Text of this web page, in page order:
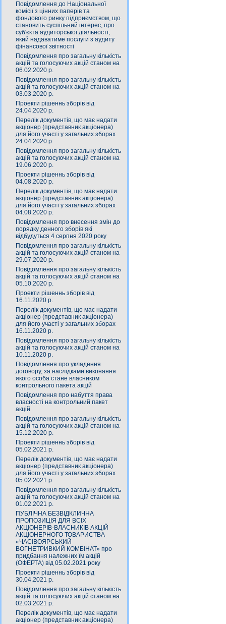
Повідомлення до Національної
комісії з цінних паперів та
фондового ринку підприємством, що
становить суспільний інтерес, про
суб'єкта аудиторської діяльності,
який надаватиме послуги з аудиту
фінансової звітності
Повідомлення про загальну кількість
акцій та голосуючих акцій станом на
06.02.2020 р.
Повідомлення про загальну кількість
акцій та голосуючих акцій станом на
03.03.2020 р.
Проекти рішеннь зборів від
24.04.2020 р.
Перелік документів, що має надати
акціонер (представник акціонера)
для його участі у загальних зборах
24.04.2020 р.
Повідомлення про загальну кількість
акцій та голосуючих акцій станом на
19.06.2020 р.
Проекти рішеннь зборів від
04.08.2020 р.
Перелік документів, що має надати
акціонер (представник акціонера)
для його участі у загальних зборах
04.08.2020 р.
Повідомлення про внесення змін до
порядку денного зборів які
відбудуться 4 серпня 2020 року
Повідомлення про загальну кількість
акцій та голосуючих акцій станом на
29.07.2020 р.
Повідомлення про загальну кількість
акцій та голосуючих акцій станом на
05.10.2020 р.
Проекти рішеннь зборів від
16.11.2020 р.
Перелік документів, що має надати
акціонер (представник акціонера)
для його участі у загальних зборах
16.11.2020 р.
Повідомлення про загальну кількість
акцій та голосуючих акцій станом на
10.11.2020 р.
Повідомлення про укладення
договору, за наслідками виконання
якого особа стане власником
контрольного пакета акцій
Повідомлення про набуття права
власності на контрольний пакет
акцій
Повідомлення про загальну кількість
акцій та голосуючих акцій станом на
15.12.2020 р.
Проекти рішеннь зборів від
05.02.2021 р.
Перелік документів, що має надати
акціонер (представник акціонера)
для його участі у загальних зборах
05.02.2021 р.
Повідомлення про загальну кількість
акцій та голосуючих акцій станом на
01.02.2021 р.
ПУБЛІЧНА БЕЗВІДКЛИЧНА
ПРОПОЗИЦІЯ ДЛЯ ВСІХ
АКЦІОНЕРІВ-ВЛАСНИКІВ АКЦІЙ
АКЦІОНЕРНОГО ТОВАРИСТВА
«ЧАСIВОЯРСЬКИЙ
ВОГНЕТРИВКИЙ КОМБIНАТ» про
придбання належних їм акцій
(ОФЕРТА) від 05.02.2021 року
Проекти рішеннь зборів від
30.04.2021 р.
Повідомлення про загальну кількість
акцій та голосуючих акцій станом на
02.03.2021 р.
Перелік документів, що має надати
акціонер (представник акціонера)